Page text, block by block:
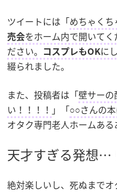
ツイートには「めちゃく
売会をホーム内で開いてく
ださい。
コスプレもOKに
綴られました。
また、投稿者は「壁サーの
い！！！！ 」「○○さんの
オタク専門老人ホームある
天才すぎる発想…
絶対楽しいし、死ぬまでオ